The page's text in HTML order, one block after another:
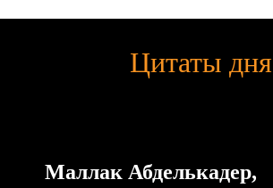
Цитаты дня
Маллак Абделькадер,